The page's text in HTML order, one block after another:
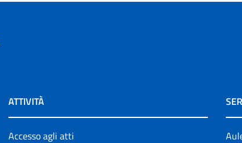
ATTIVITÀ
Accesso agli atti